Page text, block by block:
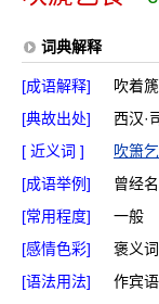
词典解释
[成语解释]
吹着
[典故出处]
西汉·
[ 近义词 ]
吹箫
[成语举例]
曾经
[常用程度]
一般
[感情色彩]
褒义词
[语法用法]
作宾